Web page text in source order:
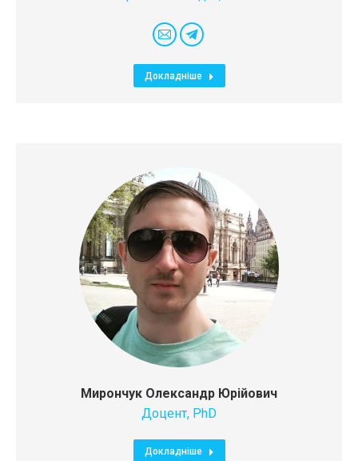
E-
mail
Telegram
Докладніше
Мирончук Олександр Юрійович
Доцент, PhD
Докладніше